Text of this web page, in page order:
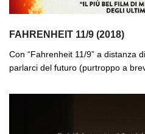
FAHRENHEIT 11/9 (2018)
Con “Fahrenheit 11/9” a distanza
parlarci del futuro (purtroppo a